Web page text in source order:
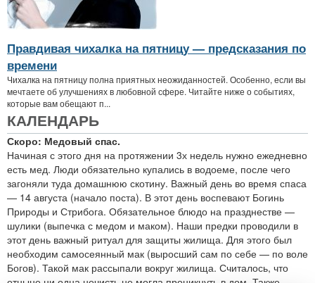
Правдивая чихалка на пятницу — предсказания по
времени
Чихалка на пятницу полна приятных неожиданностей. Особенно, если вы
мечтаете об улучшениях в любовной сфере. Читайте ниже о событиях,
которые вам обещают п...
КАЛЕНДАРЬ
Скоро: Медовый спас.
Начиная с этого дня на протяжении 3х недель нужно ежедневно
есть мед. Люди обязательно купались в водоеме, после чего
загоняли туда домашнюю скотину. Важный день во время спаса
— 14 августа (начало поста). В этот день воспевают Богинь
Природы и Стрибога. Обязательное блюдо на празднестве —
шулики (выпечка с медом и маком). Наши предки проводили в
этот день важный ритуал для защиты жилища. Для этого был
необходим самосеянный мак (выросший сам по себе — по воле
Богов). Такой мак рассыпали вокруг жилища. Считалось, что